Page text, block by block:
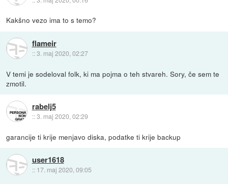
Kakšno vezo ima to s temo?
flameir
::3. maj 2020, 02:27
V temi je sodeloval folk, ki ma pojma o teh stvareh. Sory, če sem te
zmotil.
rabelj5
::3. maj 2020, 02:29
garancije ti krije menjavo diska, podatke ti krije backup
user1618
:: 17. maj 2020, 09:05